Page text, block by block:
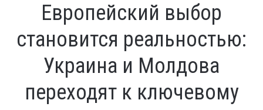
Европейский выбор
становится реальностью:
Украина и Молдова
переходят к ключевому